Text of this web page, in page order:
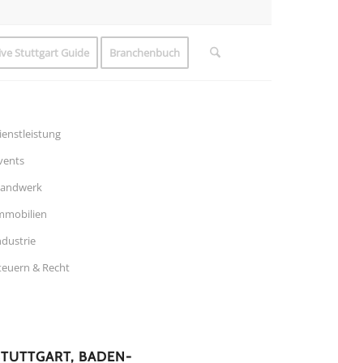
Stuttgart Guide Branchenbuch
& Recht
BADEN-